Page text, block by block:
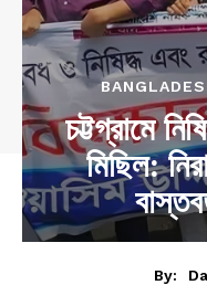
চট্টগ্রামে
মিছিল:
By: